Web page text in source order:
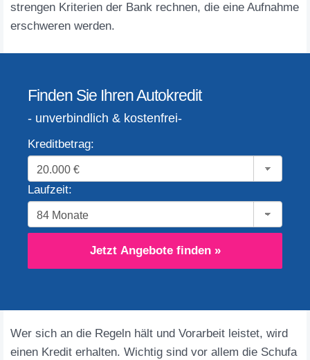
strengen Kriterien der Bank rechnen, die eine Aufnahme
erschweren werden.
Finden Sie Ihren Autokredit
- unverbindlich & kostenfrei-
Kreditbetrag:
Laufzeit:
Jetzt Angebote finden »
Wer sich an die Regeln hält und Vorarbeit leistet, wird
einen Kredit erhalten. Wichtig sind vor allem die Schufa